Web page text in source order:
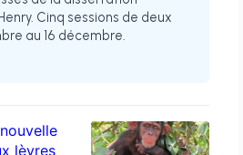
Cinq sessions de deux
au 16 décembre.
lèvres